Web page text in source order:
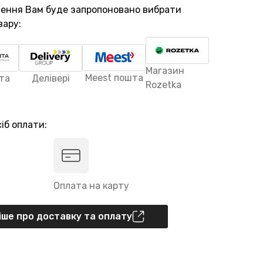
Вам буде запропоновано вибрати
Делівері Meest пошта
Магазин
Rozetka
оплати:
Оплата на карту
про доставку та оплату